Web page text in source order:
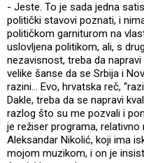
- Jeste. To je sada jedna
politički stavovi poznati, i
političkom garniturom na
uslovljena politikom, ali, s
nezavisnost, treba da
velike šanse da se Srbija i
razini... Evo, hrvatska reč,
Dakle, treba da se napravi
razlog što su me pozvali i
je režiser programa,
Aleksandar Nikolić, koji ima
mojom muzikom, i on je